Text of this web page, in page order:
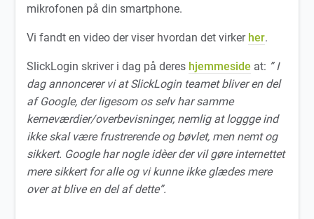
mikrofonen på din smartphone.
Vi fandt en video der viser hvordan det virker her.
SlickLogin skriver i dag på deres hjemmeside at: ” I
dag annoncerer vi at SlickLogin teamet bliver en del
af Google, der ligesom os selv har samme
kerneværdier/overbevisninger, nemlig at loggge ind
ikke skal være frustrerende og bøvlet, men nemt og
sikkert. Google har nogle idèer der vil gøre internettet
mere sikkert for alle og vi kunne ikke glædes mere
over at blive en del af dette”.